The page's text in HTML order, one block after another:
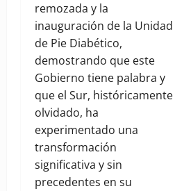
remozada y la
inauguración de la Unidad
de Pie Diabético,
demostrando que este
Gobierno tiene palabra y
que el Sur, históricamente
olvidado, ha
experimentado una
transformación
significativa y sin
precedentes en su